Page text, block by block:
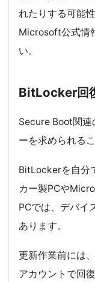
れたりする可能
Microsoft公式情
い。
BitLocker回
Secure Boot関
ーを求められる
BitLockerを自分
カー製PCや
PCでは、デバイ
あります。
更新作業前には
アカウントで回